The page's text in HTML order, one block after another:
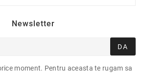
Newsletter
DA
moment. Pentru aceasta te rugam sa